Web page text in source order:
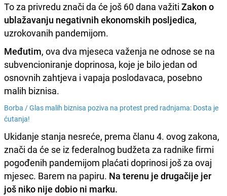
To za privredu znači da će još 60 dana važiti Zakon o
ublažavanju negativnih ekonomskih posljedica,
uzrokovanih pandemijom.
Međutim, ova dva mjeseca važenja ne odnose se na
subvencioniranje doprinosa, koje je bilo jedan od
osnovnih zahtjeva i vapaja poslodavaca, posebno
malih biznisa.
Borba /Glas malih biznisa poziva na protest pred radnjama: Dosta je
ćutanja!
Ukidanje stanja nesreće, prema članu 4. ovog zakona,
znači da će se iz federalnog budžeta za radnike firmi
pogođenih pandemijom plaćati doprinosi još za ovaj
mjesec. Barem na papiru. Na terenu je drugačije jer
još niko nije dobio ni marku.